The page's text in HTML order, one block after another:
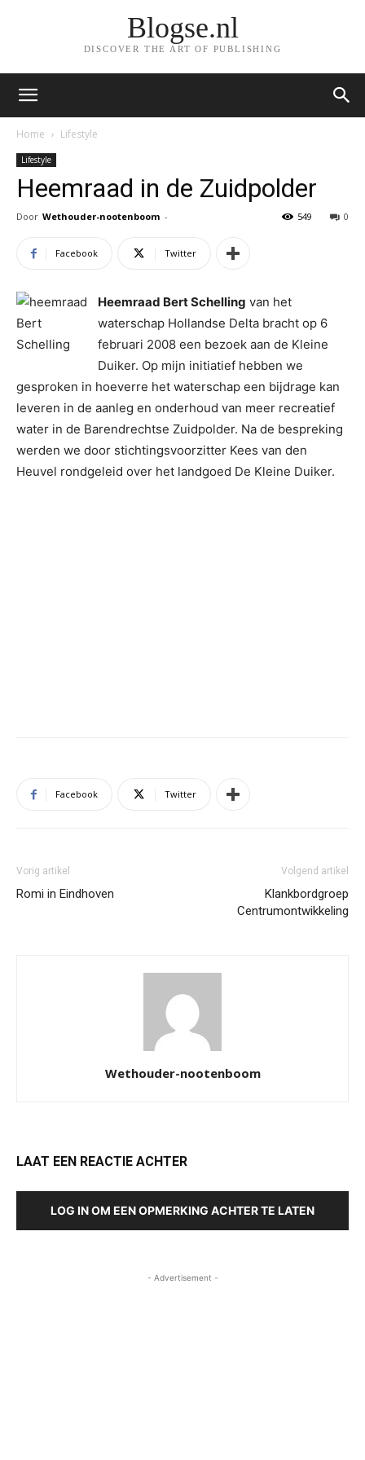
Blogse.nl
DISCOVER THE ART OF PUBLISHING
Home Lifestyle
Lifestyle
Heemraad in de Zuidpolder
Door Wethouder-nootenboom - 0
549
Facebook Twitter
Heemraad Bert Schelling van het
waterschap Hollandse Delta bracht op 6
februari 2008 een bezoek aan de Kleine
Duiker. Op mijn initiatief hebben we
gesproken in hoeverre het waterschap een bijdrage kan
leveren in de aanleg en onderhoud van meer recreatief
water in de Barendrechtse Zuidpolder. Na de bespreking
werden we door stichtingsvoorzitter Kees van den
Heuvel rondgeleid over het landgoed De Kleine Duiker.
Facebook Twitter
Vorig artikel
Romi in Eindhoven
Volgend artikel
Klankbordgroep
Centrumontwikkeling
Wethouder-nootenboom
LAAT EEN REACTIE ACHTER
LOG IN OM EEN OPMERKING ACHTER TE LATEN
- Advertisement -